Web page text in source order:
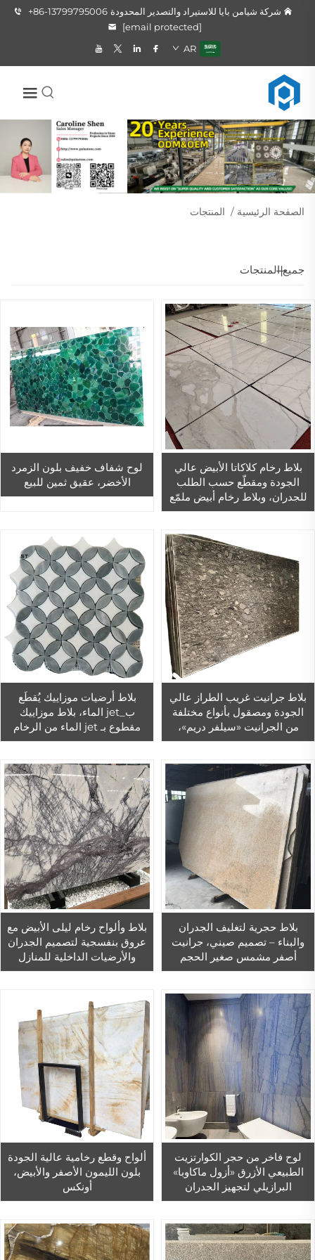
شركة شيامن بايا للاستيراد والتصدير المحدودة +86-13799795006
[email protected]
AR
الصفحة الرئيسية / المنتجات
جميع المنتجات
بلاط رخام كلاكاتا الأبيض عالي
الجودة ومقطّع حسب الطلب
للجدران، وبلاط رخام أبيض ملمّع
مقاس ٦٠٠ × ٦٠٠ مم
لوح شفاف خفيف بلون الزمرد
الأخضر، عقيق ثمين للبيع
بلاط جرانيت غريب الطراز عالي
الجودة ومصقول بأنواع مختلفة
من الجرانيت «سيلفر دريم»،
لتصنيع أرضيات وديكورات
بلاط أرضيات موزاييك يُقطَع
ب_jet الماء، بلاط موزاييك
مقطوع بـ jet الماء من الرخام
للجدران، بلاط رخامي مقطوع بـ
بلاط حجرية لتغليف الجدران
والبناء – تصميم صيني، جرانيت
أصفر مشمس صغير الحجم
بلاط وألواح رخام ليلى الأبيض مع
عروق بنفسجية لتصميم الجدران
والأرضيات الداخلية للمنازل
لوح فاخر من حجر الكوارتزيت
الطبيعي الأزرق «أزول ماكاوبا»
البرازيلي لتجهيز الجدران
الداخلية، ورخام «أزول ماكاوباس»
ألواح وقطع رخامية عالية الجودة
بلون الليمون الأصفر والأبيض،
أونكس